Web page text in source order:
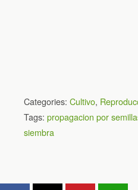
Categories: Cultivo,
Tags: propagacion por
siembra